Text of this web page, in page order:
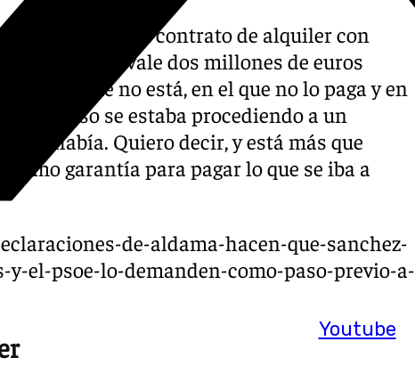
Youtube
«nadie firma un contrato de alquiler con
inmueble que vale dos millones de euros
en el que no está, en el que no lo paga y en
en ese piso se estaba procediendo a un
que había. Quiero decir, y está más que
como garantía para pagar lo que se iba a
de-aldama-hacen-que-sanchez-
y-el-psoe-lo-demanden-como-paso-previo-a-